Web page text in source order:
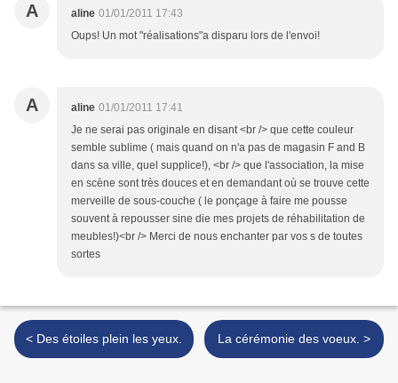
A aline 01/01/2011 17:43
Oups! Un mot "réalisations"a disparu lors de l'envoi!
A aline 01/01/2011 17:41
Je ne serai pas originale en disant <br /> que cette couleur
semble sublime ( mais quand on n'a pas de magasin F and B
dans sa ville, quel supplice!), <br /> que l'association, la mise
en scène sont très douces et en demandant où se trouve cette
merveille de sous-couche ( le ponçage à faire me pousse
souvent à repousser sine die mes projets de réhabilitation de
meubles!)<br /> Merci de nous enchanter par vos s de toutes
sortes
< Des étoiles plein les yeux. La cérémonie des voeux. >